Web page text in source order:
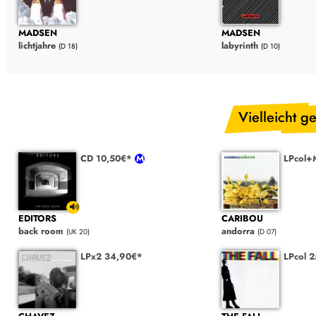
MADSEN
lichtjahre (D 18)
MADSEN
labyrinth (D 10)
Vielleicht
CD 10,50€*
EDITORS
back room (UK 20)
CARIBOU
andorra (D 07)
LPx2 34,90€* LPcol